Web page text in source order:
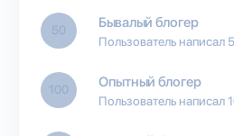
50 Бывалый блогер
Пользователь написал
100 Опытный блогер
Пользователь написал